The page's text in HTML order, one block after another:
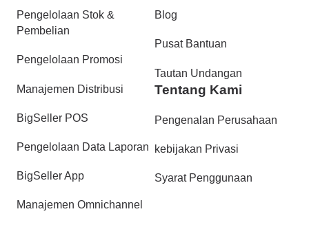
Pengelolaan Stok &
Pembelian
Pengelolaan Promosi
Manajemen Distribusi
BigSeller POS
Pengelolaan Data Laporan
BigSeller App
Manajemen Omnichannel
Blog
Pusat Bantuan
Tautan Undangan
Tentang Kami
Pengenalan Perusahaan
kebijakan Privasi
Syarat Penggunaan